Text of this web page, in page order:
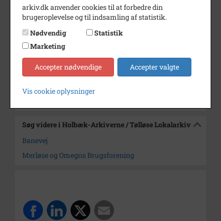
Dateringsnote
udateret
Fotograf
Ukendt
Størrelse
Arkiv
Holbæk-Arkiverne / Tølløse
Lokalarkiv
Kontakt arkivet
Søg videre i Holbæk-Arkiverne / Tølløse Lokalarkiv
Banevej
Merløse og Omegns Brugsforening
arkiv.dk anvender cookies til at forbedre din
brugeroplevelse og til indsamling af statistik.
Nødvendig
Statistik
Marketing
Accepter nødvendige Accepter valgte
Vis cookie oplysninger